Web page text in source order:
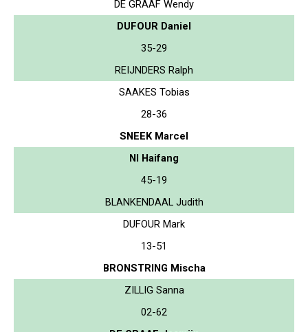
DE GRAAF Wendy
DUFOUR Daniel
35-29
REIJNDERS Ralph
SAAKES Tobias
28-36
SNEEK Marcel
NI Haifang
45-19
BLANKENDAAL Judith
DUFOUR Mark
13-51
BRONSTRING Mischa
ZILLIG Sanna
02-62